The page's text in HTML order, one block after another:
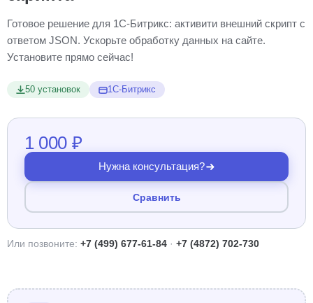
Готовое решение для 1С-Битрикс: активити внешний скрипт с
ответом JSON. Ускорьте обработку данных на сайте.
Установите прямо сейчас!
50 установок 1С-Битрикс
1 000 ₽
Нужна консультация?
Сравнить
Или позвоните: +7 (499) 677-61-84 · +7 (4872) 702-730